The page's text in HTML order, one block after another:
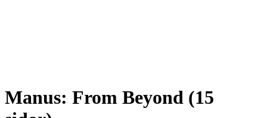
Manus: From Beyond (15